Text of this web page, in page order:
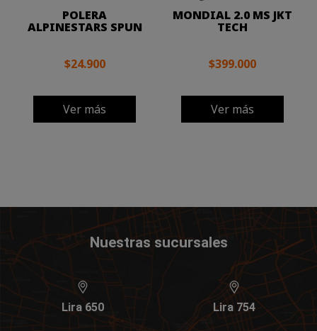
POLERA
ALPINESTARS SPUN
$24.900
Ver más
MONDIAL 2.0 MS JKT
TECH
$399.000
Ver más
Nuestras sucursales
Lira 650 Lira 754